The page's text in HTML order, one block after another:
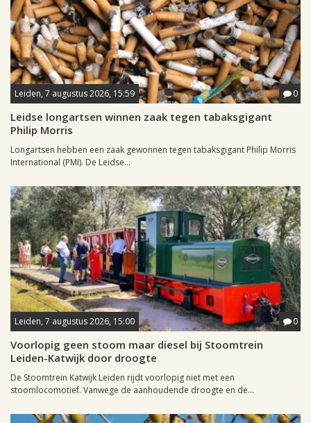
Leiden, 7 augustus 2026, 15:59 0
Leidse longartsen winnen zaak tegen tabaksgigant
Philip Morris
Longartsen hebben een zaak gewonnen tegen tabaksgigant Philip Morris
International (PMI). De Leidse...
Leiden, 7 augustus 2026, 15:00 0
Voorlopig geen stoom maar diesel bij Stoomtrein
Leiden-Katwijk door droogte
De Stoomtrein Katwijk Leiden rijdt voorlopig niet met een
stoomlocomotief. Vanwege de aanhoudende droogte en de...